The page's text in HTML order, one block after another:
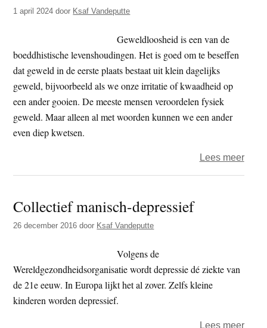
t
e
t
e
1 april 2024 door Ksaf Vandeputte
Geweldloosheid is een van de
boeddhistische levenshoudingen. Het is goed om te beseffen
dat geweld in de eerste plaats bestaat uit klein dagelijks
geweld, bijvoorbeeld als we onze irritatie of kwaadheid op
een ander gooien. De meeste mensen veroordelen fysiek
geweld. Maar alleen al met woorden kunnen we een ander
even diep kwetsen.
Lees meerover
Collectief manisch-depressief
26 december 2016 door Ksaf Vandeputte
Volgens de
Wereldgezondheidsorganisatie wordt depressie dé ziekte van
de 21e eeuw. In Europa lijkt het al zover. Zelfs kleine
kinderen worden depressief.
Lees meerover